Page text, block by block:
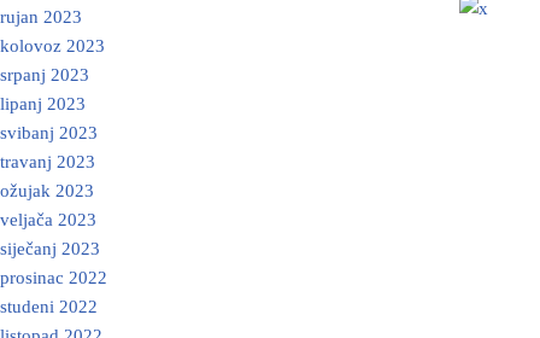
rujan 2023
kolovoz 2023
srpanj 2023
lipanj 2023
svibanj 2023
travanj 2023
ožujak 2023
veljača 2023
siječanj 2023
prosinac 2022
studeni 2022